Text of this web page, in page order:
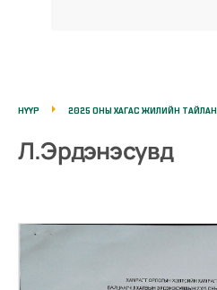
НҮҮР 2025 ОНЫ ХАГАС ЖИЛИЙН ТАЙЛАН
Л.Эрдэнэсувд